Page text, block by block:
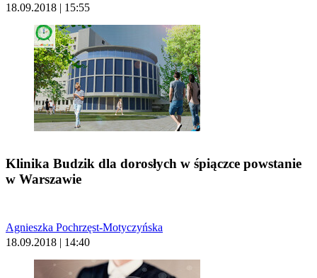
18.09.2018 | 15:55
Klinika Budzik dla dorosłych w śpiączce powstanie
w Warszawie
Agnieszka Pochrzęst-Motyczyńska
18.09.2018 | 14:40